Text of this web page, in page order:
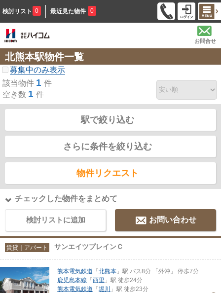
検討リスト 0 最近見た物件 0
お問合せ
北熊本駅物件一覧
募集中のみ表示
該当物件 1 件
空き数 1 件
駅で絞り込む
さらに条件を絞り込む
物件リクエスト
チェックした物件をまとめて
検討リストに追加 お問い合わせ
賃貸｜アパート サンエイツプレインＣ
熊本電気鉄道 「 北熊本 」駅 バス8分 「外沖」 停歩7分
鹿児島本線 「 西里 」駅 徒歩24分
熊本電気鉄道 「 堀川
」駅 徒歩23分